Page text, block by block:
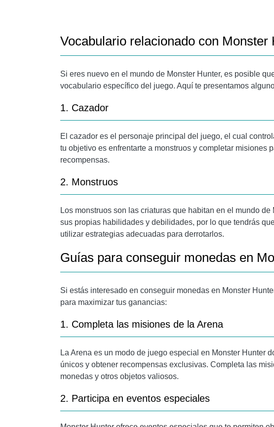
Vocabulario relacionado con Monster
Si eres nuevo en el mundo de Monster Hunter, es posible
vocabulario específico del juego. Aquí te presentamos
1. Cazador
El cazador es el personaje principal del juego, el cual
tu objetivo es enfrentarte a monstruos y completar misiones
recompensas.
2. Monstruos
Los monstruos son las criaturas que habitan en el mundo
sus propias habilidades y debilidades, por lo que tendrás
utilizar estrategias adecuadas para derrotarlos.
Guías para conseguir monedas en
Si estás interesado en conseguir monedas en Monster
para maximizar tus ganancias:
1. Completa las misiones de la Arena
La Arena es un modo de juego especial en Monster Hunter
únicos y obtener recompensas exclusivas. Completa las
monedas y otros objetos valiosos.
2. Participa en eventos especiales